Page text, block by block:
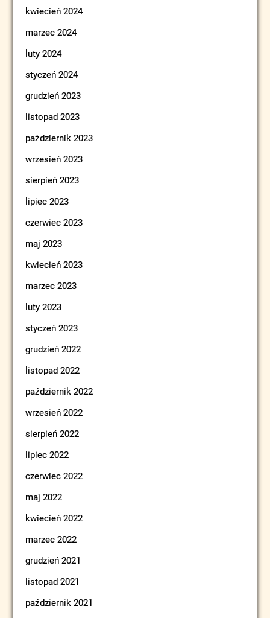
kwiecień 2024
marzec 2024
luty 2024
styczeń 2024
grudzień 2023
listopad 2023
październik 2023
wrzesień 2023
sierpień 2023
lipiec 2023
czerwiec 2023
maj 2023
kwiecień 2023
marzec 2023
luty 2023
styczeń 2023
grudzień 2022
listopad 2022
październik 2022
wrzesień 2022
sierpień 2022
lipiec 2022
czerwiec 2022
maj 2022
kwiecień 2022
marzec 2022
grudzień 2021
listopad 2021
październik 2021